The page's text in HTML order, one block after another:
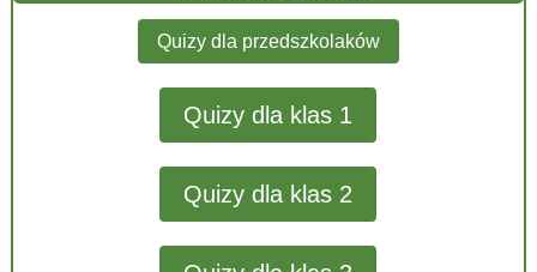
Quizy dla przedszkolaków
Quizy dla klas 1
Quizy dla klas 2